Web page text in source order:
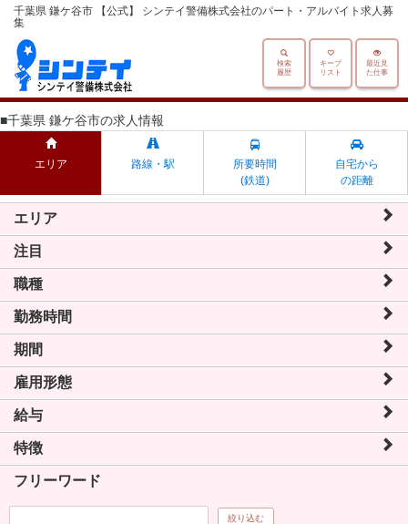
千葉県 鎌ケ谷市 【公式】 シンテイ警備株式会社のパート・アルバイト求人募
集
最近見
た仕事
キープ
リスト
検索
履歴
■千葉県 鎌ケ谷市の求人情報
エリア 路線・駅
所要時間
(鉄道)
自宅から
の距離
エリア
注目
職種
勤務時間
期間
雇用形態
給与
特徴
フリーワード
絞り込む